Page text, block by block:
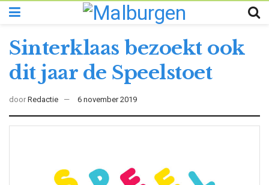
Sinterklaas bezoekt ook
dit jaar de Speelstoet
door Redactie 6 november 2019